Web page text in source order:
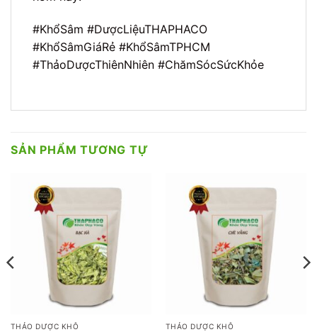
#KhổSâm #DượcLiệuTHAPHACO
#KhổSâmGiáRẻ #KhổSâmTPHCM
#ThảoDượcThiênNhiên #ChămSócSứcKhỏe
SẢN PHẨM TƯƠNG TỰ
THẢO DƯỢC KHÔ THẢO DƯỢC KHÔ